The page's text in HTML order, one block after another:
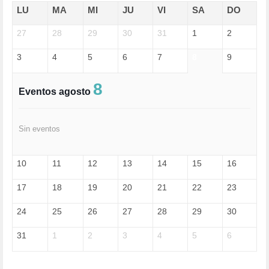
EDGAR MORIN (1)
EMIGRACIÓN (4)
ESPECULACIÓN (2)
FELICIDAD (1)
FRANCISCO (5)
GUERRA (133)
HUMOR (1)
IA (1)
INMIGRACIÓN (145)
LU MA MI JU VI SA DO
27 28 29 30 31 1 2
3 4 5 6 7 9
Eventos agosto 8
Sin eventos
10 11 12 13 14 15 16
17 18 19 20 21 22 23
24 25 26 27 28 29 30
31 1 2 3 4 5 6